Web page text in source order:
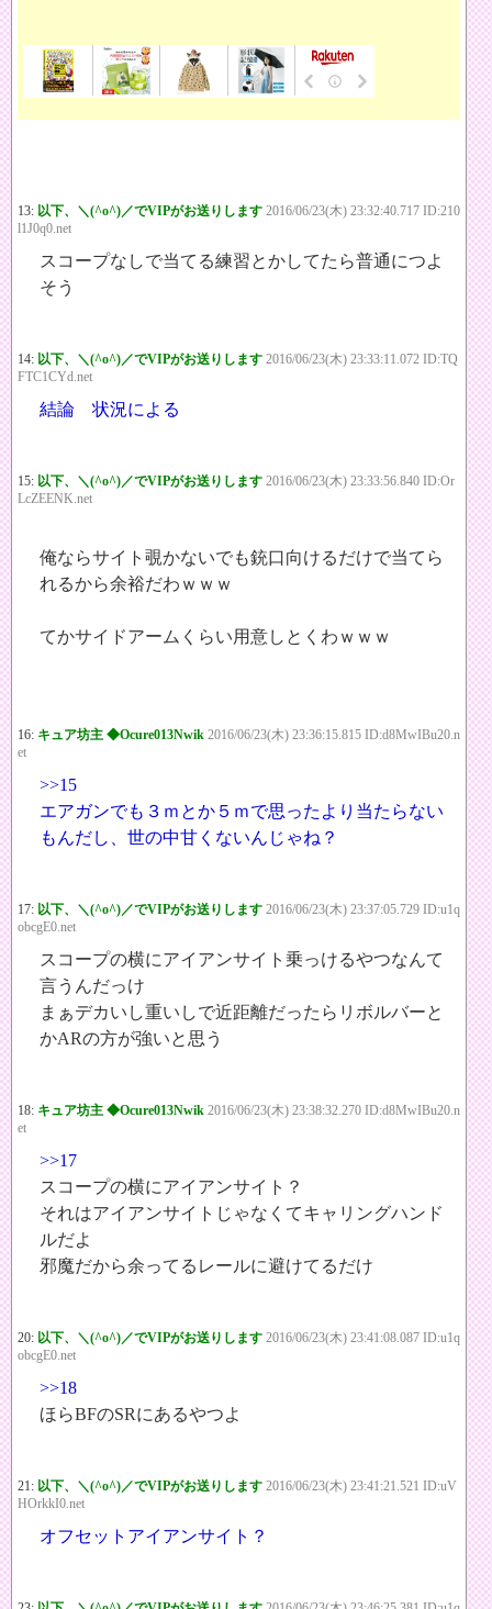
13: 以下、＼(^o^)／でVIPがお送りします 2016/06/23(木) 23:32:40.717 ID:210
l1J0q0.net
スコープなしで当てる練習とかしてたら普通につよ
そう
14: 以下、＼(^o^)／でVIPがお送りします 2016/06/23(木) 23:33:11.072 ID:TQ
FTC1CYd.net
結論 状況による
15: 以下、＼(^o^)／でVIPがお送りします 2016/06/23(木) 23:33:56.840 ID:Or
LcZEENK.net
俺ならサイト覗かないでも銃口向けるだけで当てら
れるから余裕だわｗｗｗ
てかサイドアームくらい用意しとくわｗｗｗ
16: キュア坊主 ◆Ocure013Nwik 2016/06/23(木) 23:36:15.815 ID:d8MwIBu20.n
et
>>15
エアガンでも３ｍとか５ｍで思ったより当たらない
もんだし、世の中甘くないんじゃね？
17: 以下、＼(^o^)／でVIPがお送りします 2016/06/23(木) 23:37:05.729 ID:u1q
obcgE0.net
スコープの横にアイアンサイト乗っけるやつなんて
言うんだっけ
まぁデカいし重いしで近距離だったらリボルバーと
かARの方が強いと思う
18: キュア坊主 ◆Ocure013Nwik 2016/06/23(木) 23:38:32.270 ID:d8MwIBu20.n
et
>>17
スコープの横にアイアンサイト？
それはアイアンサイトじゃなくてキャリングハンド
ルだよ
邪魔だから余ってるレールに避けてるだけ
20: 以下、＼(^o^)／でVIPがお送りします 2016/06/23(木) 23:41:08.087 ID:u1q
obcgE0.net
>>18
ほらBFのSRにあるやつよ
21: 以下、＼(^o^)／でVIPがお送りします 2016/06/23(木) 23:41:21.521 ID:uV
HOrkkI0.net
オフセットアイアンサイト？